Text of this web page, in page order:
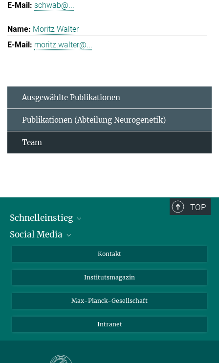
schwab@...
Moritz Walter
moritz.walter@...
Ausgewählte Publikationen
Publikationen (Abteilung Neurogenetik)
Team
TOP
Schnelleinstieg
Alumni
Fördernde
Schulen
Studierende
Social Media
Bluesky
Facebook
YouTube
Kontakt
Institutsmagazin
Max-Planck-Gesellschaft
Intranet